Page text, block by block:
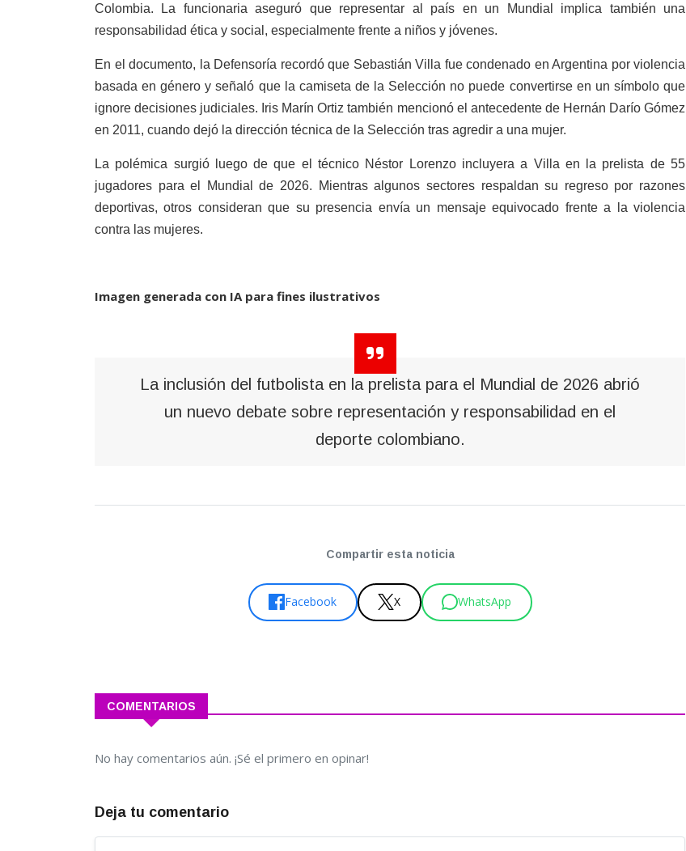
Colombia. La funcionaria aseguró que representar al país en un Mundial implica también una
responsabilidad ética y social, especialmente frente a niños y jóvenes.
En el documento, la Defensoría recordó que Sebastián Villa fue condenado en Argentina por violencia
basada en género y señaló que la camiseta de la Selección no puede convertirse en un símbolo que
ignore decisiones judiciales. Iris Marín Ortiz también mencionó el antecedente de Hernán Darío Gómez
en 2011, cuando dejó la dirección técnica de la Selección tras agredir a una mujer.
La polémica surgió luego de que el técnico Néstor Lorenzo incluyera a Villa en la prelista de 55
jugadores para el Mundial de 2026. Mientras algunos sectores respaldan su regreso por razones
deportivas, otros consideran que su presencia envía un mensaje equivocado frente a la violencia
contra las mujeres.
Imagen generada con IA para fines ilustrativos
La inclusión del futbolista en la prelista para el Mundial de 2026 abrió
un nuevo debate sobre representación y responsabilidad en el
deporte colombiano.
Compartir esta noticia
Facebook X WhatsApp
COMENTARIOS
No hay comentarios aún. ¡Sé el primero en opinar!
Deja tu comentario